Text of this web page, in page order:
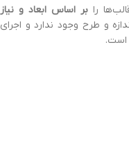
رابر اساس ابعاد و نیاز
و طرح وجود ندارد و اجرای
است.